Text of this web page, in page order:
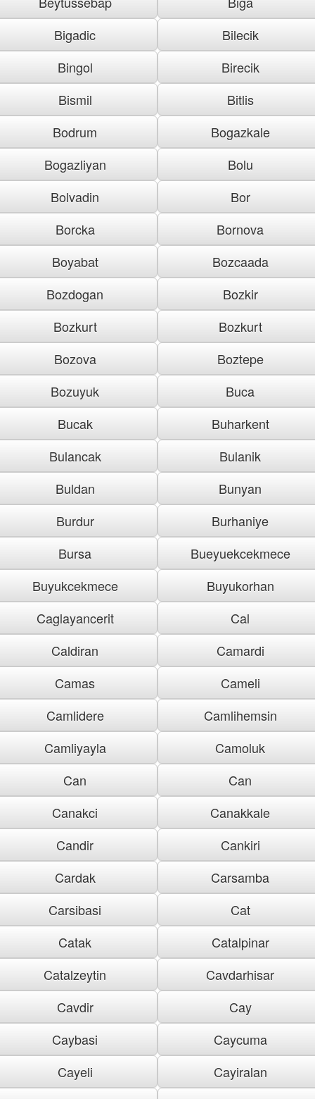
Bigadic
Bilecik
Bingol
Birecik
Bismil
Bitlis
Bodrum
Bogazkale
Bogazliyan
Bolu
Bolvadin
Bor
Borcka
Bornova
Boyabat
Bozcaada
Bozdogan
Bozkir
Bozkurt
Bozkurt
Bozova
Boztepe
Bozuyuk
Buca
Bucak
Buharkent
Bulancak
Bulanik
Buldan
Bunyan
Burdur
Burhaniye
Bursa
Bueyuekcekmece
Buyukcekmece
Buyukorhan
Caglayancerit
Cal
Caldiran
Camardi
Camas
Cameli
Camlidere
Camlihemsin
Camliyayla
Camoluk
Can
Can
Canakci
Canakkale
Candir
Cankiri
Cardak
Carsamba
Carsibasi
Cat
Catak
Catalpinar
Catalzeytin
Cavdarhisar
Cavdir
Cay
Caybasi
Caycuma
Cayeli
Cayiralan